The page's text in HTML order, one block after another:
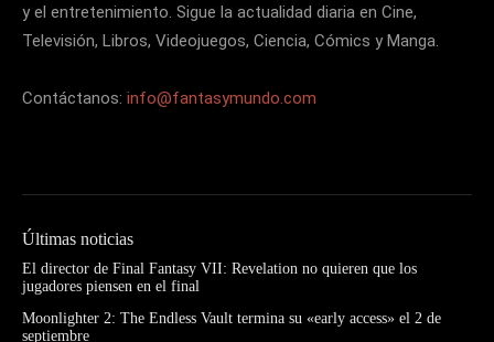
y el entretenimiento. Sigue la actualidad diaria en Cine,
Televisión, Libros, Videojuegos, Ciencia, Cómics y Manga.
Contáctanos: info@fantasymundo.com
Últimas noticias
El director de Final Fantasy VII: Revelation no quieren que los
jugadores piensen en el final
Moonlighter 2: The Endless Vault termina su «early access» el 2 de
septiembre